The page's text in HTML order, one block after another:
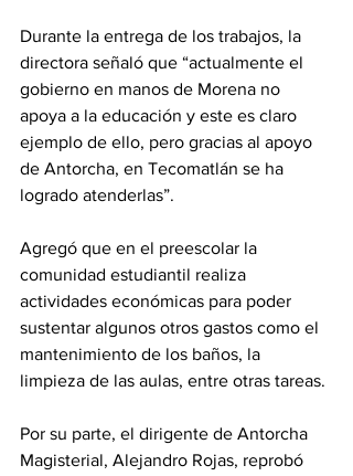
Durante la entrega de los trabajos, la
directora señaló que “actualmente el
gobierno en manos de Morena no
apoya a la educación y este es claro
ejemplo de ello, pero gracias al apoyo
de Antorcha, en Tecomatlán se ha
logrado atenderlas”.
Agregó que en el preescolar la
comunidad estudiantil realiza
actividades económicas para poder
sustentar algunos otros gastos como el
mantenimiento de los baños, la
limpieza de las aulas, entre otras tareas.
Por su parte, el dirigente de Antorcha
Magisterial, Alejandro Rojas, reprobó